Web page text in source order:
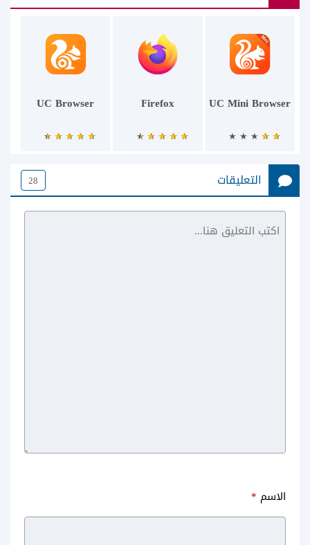
UC Mini Browser
Firefox
UC Browser
Baidu Browser
التعليقات 28
الاسم *